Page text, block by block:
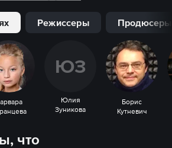
Режиссеры Продюсеры
ЮЗ
Юлия
Зуникова
Борис
Кутневич
что